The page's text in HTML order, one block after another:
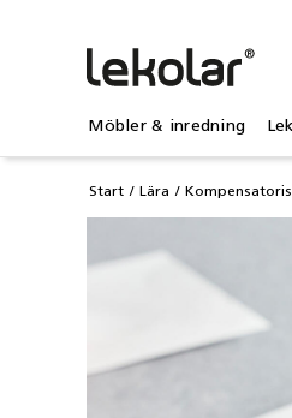
Möbler & inredning
Start Lära